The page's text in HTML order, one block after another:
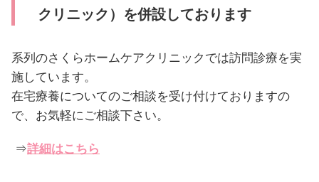
クリニック）を併設しております
系列のさくらホームケアクリニックでは訪問診療を実
施しています。
在宅療養についてのご相談を受け付けておりますの
で、お気軽にご相談下さい。
⇒詳細はこちら